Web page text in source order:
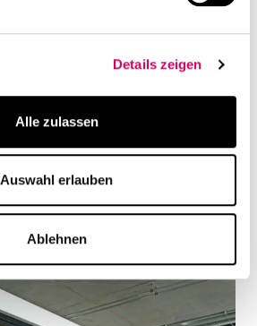
Details zeigen
Alle zulassen
Auswahl erlauben
Ablehnen